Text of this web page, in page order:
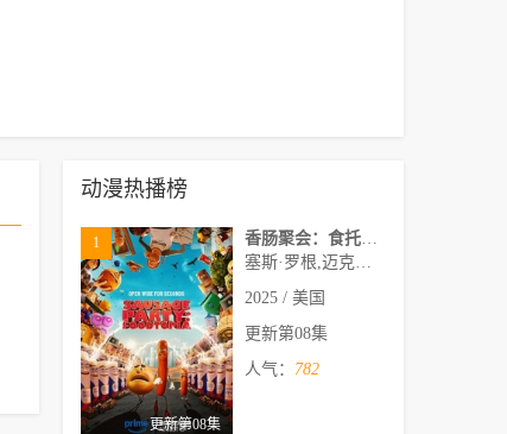
动漫热播榜
更新第08集
1
2025 / 美国
更新第08集
人气： 782